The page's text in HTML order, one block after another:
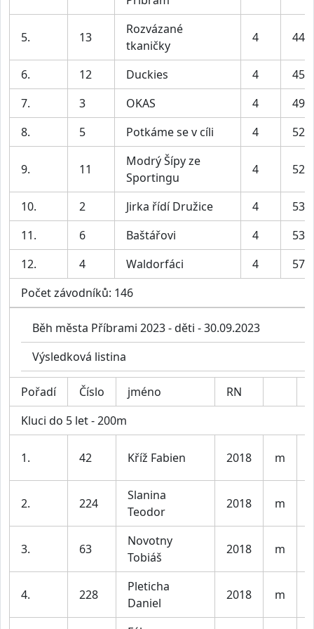
5. 13
Rozvázané
tkaničky
4
6. 12 Duckies 4
7.
3 OKAS 4
8.
5 Potkáme se v cíli 4
9. 11
Modrý Šípy ze
Sportingu
4
10. 2 Jirka řídí Družice 4
11.
6 Baštářovi 4
12.
4 Waldorfáci 4
Počet závodníků: 146
Běh města Příbrami 2023 - děti - 30.09.2023
Výsledková listina
Pořadí Číslo jméno RN
Kluci do 5 let - 200m
1. 42 Kříž Fabien 2018 m
2. 224
Slanina
Teodor
2018 m
3. 63
Novotny
Tobiáš
2018 m
4. 228
Pleticha
Daniel
2018 m